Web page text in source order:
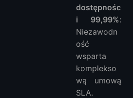
dostępnośc
i 99,99%:
Niezawodn
ość
wsparta
komplekso
wą umową
SLA.